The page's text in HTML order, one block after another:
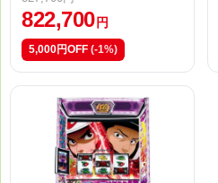
822,700 円
5,000円OFF (-1%)